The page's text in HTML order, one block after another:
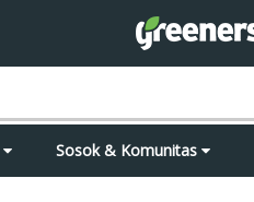
Sosok & Komunitas